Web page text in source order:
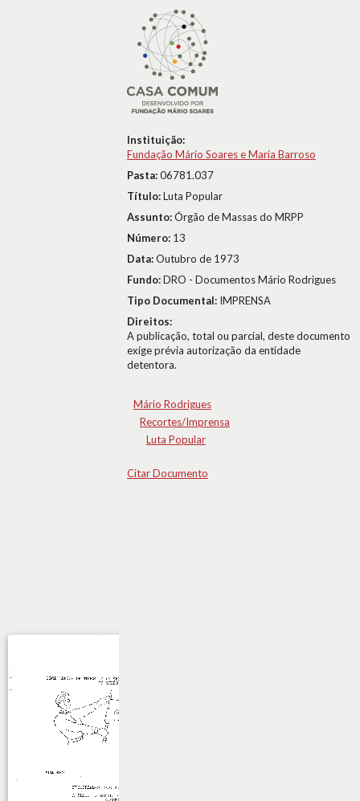
Instituição:
Fundação Mário Soares e Maria Barroso
Pasta:06781.037
Título:Luta Popular
Assunto:Órgão de Massas do MRPP
Número: 13
Data:Outubro de 1973
Fundo:DRO - Documentos Mário Rodrigues
Tipo Documental: IMPRENSA
Direitos:
A publicação, total ou parcial, deste documento
exige prévia autorização da entidade
detentora.
Mário Rodrigues
Recortes/Imprensa
Luta Popular
Citar Documento